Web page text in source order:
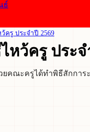
ธ์
ครู ประจำปี 2569
ว้ครู ประจ
คณะครูได้ทำพิธีสักการ